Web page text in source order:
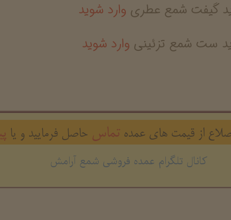
گیفت شمع عطری وارد شوید
ست شمع تزئینی وارد شوید
از قیمت های عمدهتماس حاصل فرمایید و یا
کانال تلگرام عمده فروشی شمع آرامش